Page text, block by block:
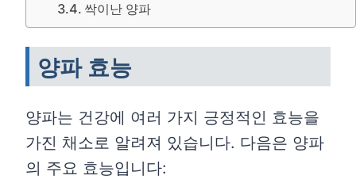
싹이난 양파
양파 효능
양파는 건강에 여러 가지 긍정적인 효능을
가진 채소로 알려져 있습니다. 다음은 양파
의 주요 효능입니다: